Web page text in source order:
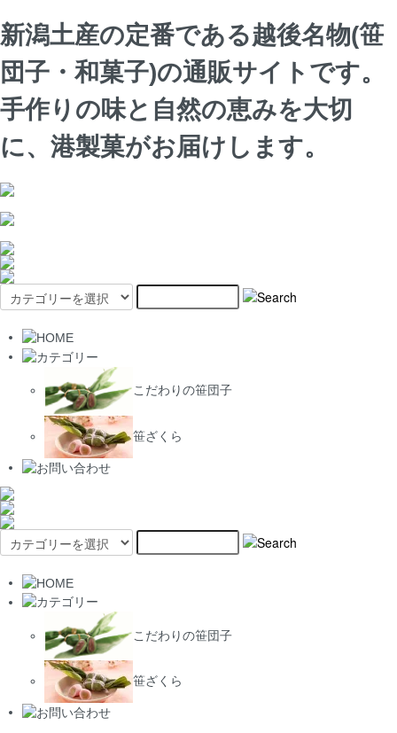
新潟土産の定番である越後名物(笹
団子・和菓子)の通販サイトです。
手作りの味と自然の恵みを大切
に、港製菓がお届けします。
こだわりの笹団子
笹ざくら
こだわりの笹団子
笹ざくら